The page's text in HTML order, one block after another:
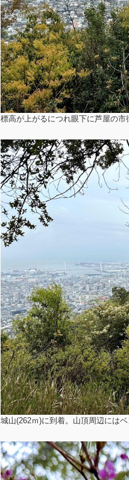
標高が上がるにつれ眼下に芦屋の市
城山(262ｍ)に到着。山頂周辺には